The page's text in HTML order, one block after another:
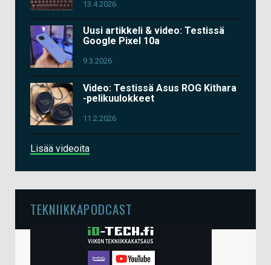
13.4.2026
Uusi artikkeli & video: Testissä
Google Pixel 10a
9.3.2026
Video: Testissä Asus ROG Kithara
-pelikuulokkeet
11.2.2026
Lisää videoita
TEKNIIKKAPODCAST